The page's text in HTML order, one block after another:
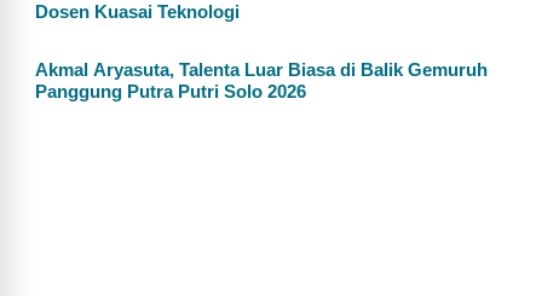
Dosen Kuasai Teknologi
Akmal Aryasuta, Talenta Luar Biasa di Balik Gemuruh
Panggung Putra Putri Solo 2026